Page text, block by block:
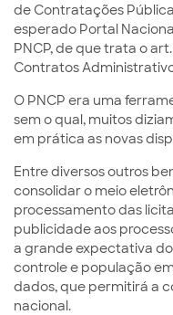
de Contratações
esperado Portal
PNCP, de que trata o
Contratos
O PNCP era uma
sem o qual, muitos
em prática as novas
Entre diversos outros
consolidar o meio
processamento das
publicidade aos
a grande expectativa
controle e população
dados, que permitirá a
nacional.